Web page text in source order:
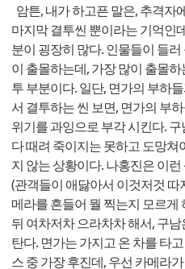
암튼, 내가 하고픈 말은, 추격자
마지막 결투씬 뿐이라는 기억인
분이 굉장히 많다. 인물들이 들
이 출몰하는데, 가장 많이 출몰
투 부분이다. 일단, 면가의 부하
서 결투하는 씬 보면, 면가의 부
위기를 과잉으로 부각 시킨다.
다 때려 죽이지는 못하고 도망쳐
지 않는 상황이다. 나홍진은 이
(관객들이 애닳아서 이것저것
메라를 흔들어 뭘 찍는지 모르게
뒤 여차저차 으라차차 해서, 구
탄다. 면가는 가지고 온 차를 타
스 중 가장 후진데, 우선 카메라